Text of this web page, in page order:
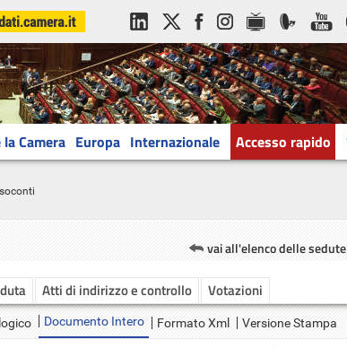
Camera Europa Internazionale Accesso rapido
vai all'elenco delle sedute
Atti di indirizzo e controllo Votazioni
Documento Intero Formato Xml Versione Stampa